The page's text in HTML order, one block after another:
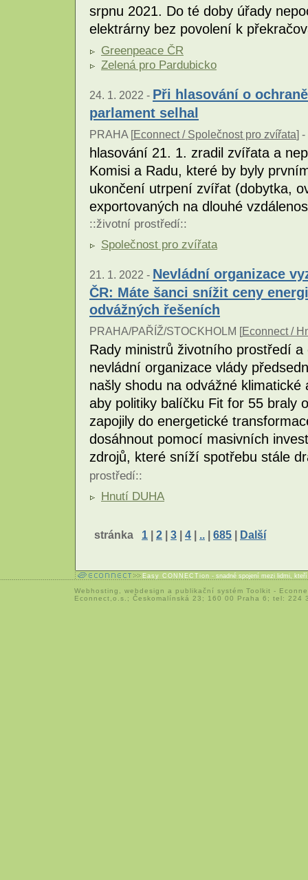
srpnu 2021. Do té doby úřady
elektrárny bez povolení k
Greenpeace ČR
Zelená pro Pardubicko
24. 1. 2022 - Při hlasování o
parlament selhal
PRAHA [Econnect / Společnost pro zvířata] -
hlasování 21. 1. zradil zvířata a
Komisi a Radu, které by byly
ukončení utrpení zvířat (dobytka,
exportovaných na dlouhé
::životní prostředí::
Společnost pro zvířata
21. 1. 2022 - Nevládní organizace
ČR: Máte šanci snížit ceny
odvážných řešeních
PRAHA/PAŘÍŽ/STOCKHOLM [Econnect /
Rady ministrů životního prostředí
nevládní organizace vlády
našly shodu na odvážné
aby politiky balíčku Fit for 55 braly
zapojily do energetické
dosáhnout pomocí masivních
zdrojů, které sníží spotřebu stále
prostředí::
Hnutí DUHA
stránka 1 | 2 | 3 | 4 | .. | 685 | Další
Easy CONNECTion - snadné spojení mezi lidmi,
Webhosting webdesign a publikační systém Toolkit -
Econnect,o.s.; Českomalínská 23; 160 00 Praha 6; tel: 224